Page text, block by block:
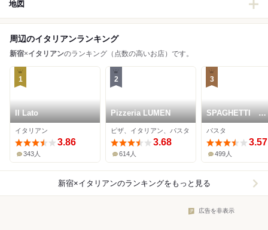
地図
周辺のイタリアンランキング
新宿×イタリアンのランキング（点数の高いお店）です。
1
Il Lato
イタリアン
3.86
343人
2
Pizzeria LUMEN
ピザ、イタリアン、パスタ
3.68
614人
3
SPAGHETTI
KAKEHASHI
パスタ
3.57
499人
新宿×イタリアンのランキングをもっと見る
広告を非表示